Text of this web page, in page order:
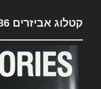
קטלוג אביזרים Jeep 1986